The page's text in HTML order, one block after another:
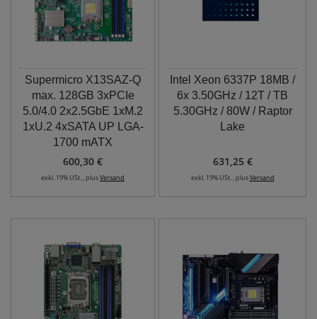
Supermicro X13SAZ-Q
max. 128GB 3xPCIe
5.0/4.0 2x2.5GbE 1xM.2
1xU.2 4xSATA UP LGA-
1700 mATX
600,30 €
exkl. 19% USt. , plusVersand
Intel Xeon 6337P 18MB /
6x 3.50GHz / 12T / TB
5.30GHz / 80W / Raptor
Lake
631,25 €
exkl. 19% USt. , plusVersand